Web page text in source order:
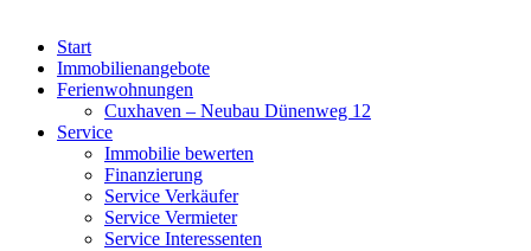
Start
Immobilienangebote
Ferienwohnungen
Cuxhaven – Neubau Dünenweg 12
Service
Immobilie bewerten
Finanzierung
Service Verkäufer
Service Vermieter
Service Interessenten